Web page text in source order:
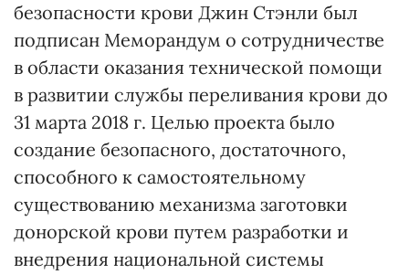
безопасности крови Джин Стэнли был
подписан Меморандум о сотрудничестве
в области оказания технической помощи
в развитии службы переливания крови до
31 марта 2018 г. Целью проекта было
создание безопасного, достаточного,
способного к самостоятельному
существованию механизма заготовки
донорской крови путем разработки и
внедрения национальной системы